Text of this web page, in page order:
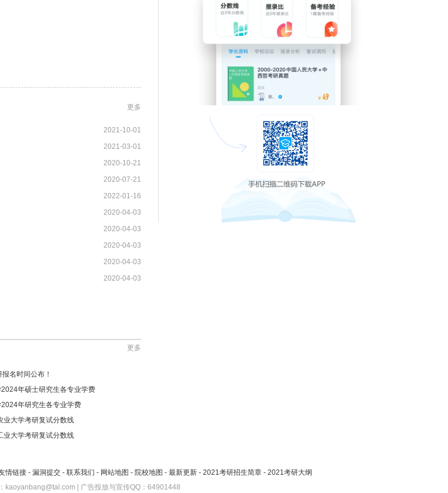
更多
2021-10-01
2021-03-01
2020-10-21
2020-07-21
2022-01-16
2020-04-03
2020-04-03
2020-04-03
2020-04-03
2020-04-03
更多
名时间公布！
年硕士研究生各专业学费
年研究生各专业学费
业大学考研复试分数线
业大学考研复试分数线
情链接 - 漏洞提交 - 联系我们 - 网站地图 - 院校地图 - 最新更新 - 2021考研招生简章 - 2021考研大纲
kaoyanbang@tal.com | 广告投放与宣传QQ：64901448